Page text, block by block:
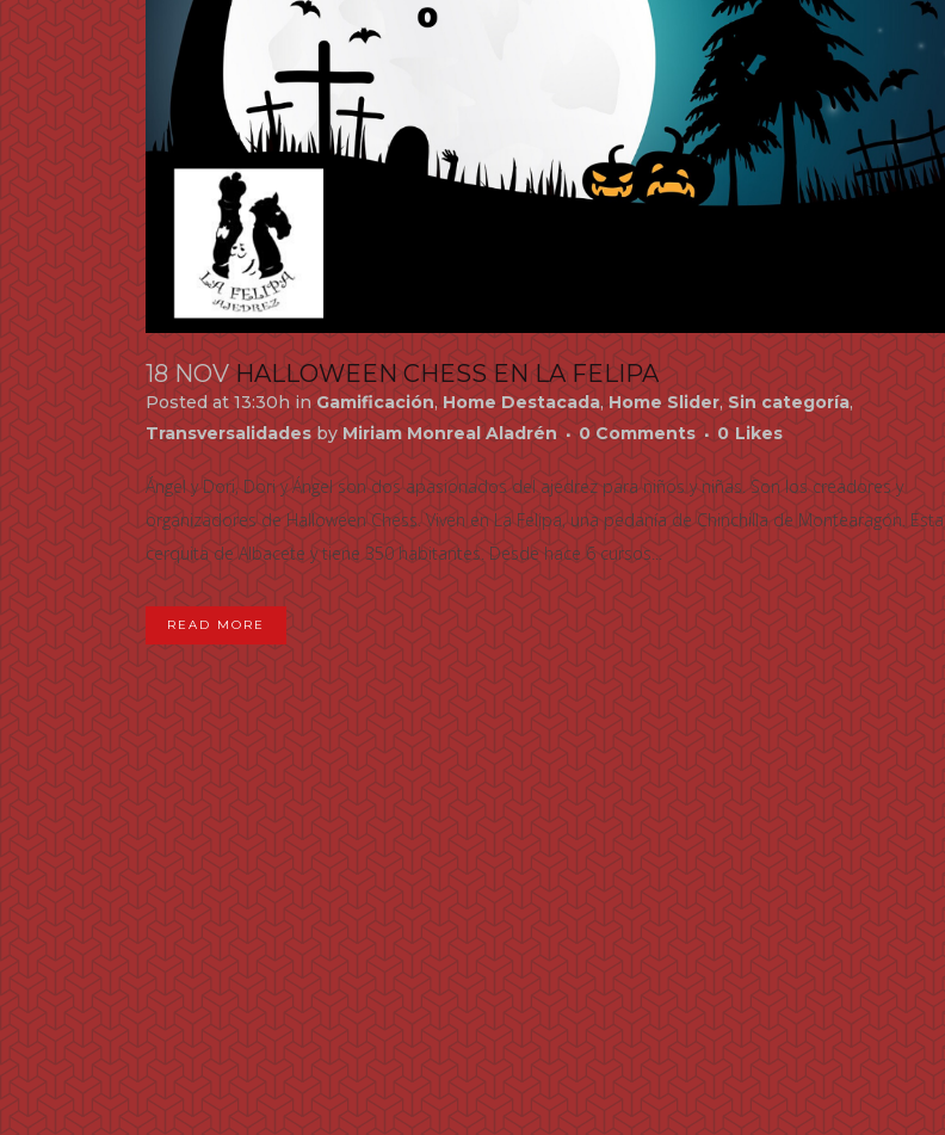
18 NOV HALLOWEEN CHESS EN LA FELIPA
Posted at 13:30hinGamificación,Home Destacada,Home Slider,Sin categoría,
Transversalidades byMiriam Monreal Aladrén 0 Comments 0 Likes
Ángel y Dori, Dori y Ángel son dos apasionados del ajedrez para niños y niñas. Son los creadores y
organizadores de Halloween Chess. Viven en La Felipa, una pedanía de Chinchilla de Montearagón. Esta
cerquita de Albacete y tiene 350 habitantes. Desde hace 6 cursos...
READ MORE